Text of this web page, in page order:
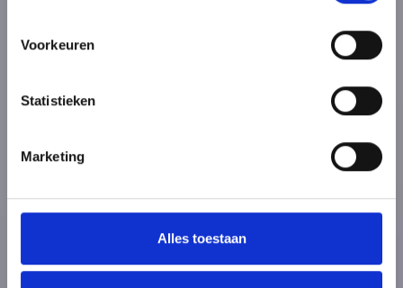
Voorkeuren
Statistieken
Marketing
Alles toestaan